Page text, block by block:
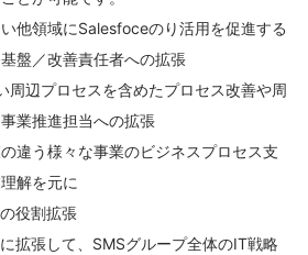
他領域にSalesfoceのり活用を促進する
盤／改善責任者への拡張
周辺プロセスを含めたプロセス改善や周
業推進担当への拡張
違う様々な事業のビジネスプロセス支
解を元に
役割拡張
拡張して、SMSグループ全体のIT戦略